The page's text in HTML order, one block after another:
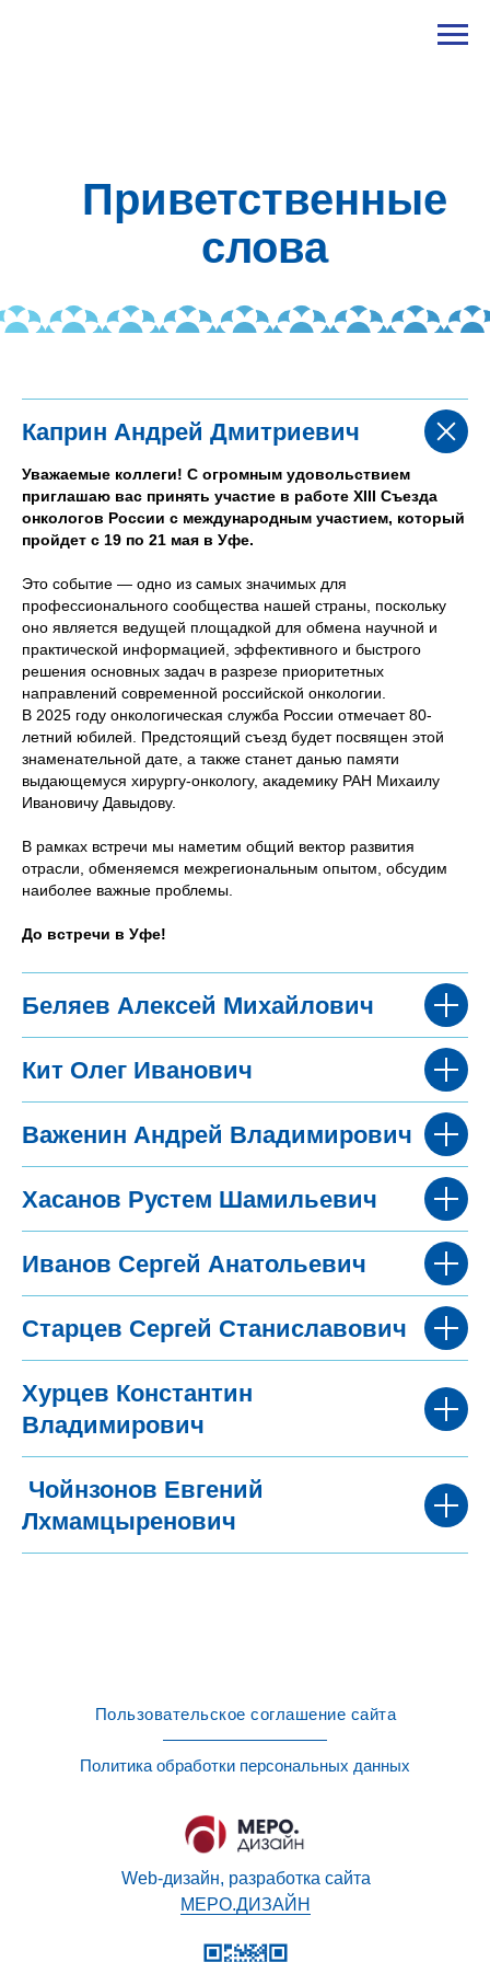
Приветственные
слова
Каприн Андрей Дмитриевич
Уважаемые коллеги! С огромным удовольствием
приглашаю вас принять участие в работе XIII Съезда
онкологов России с международным участием, который
пройдет с 19 по 21 мая в Уфе.
Это событие — одно из самых значимых для
профессионального сообщества нашей страны, поскольку
оно является ведущей площадкой для обмена научной и
практической информацией, эффективного и быстрого
решения основных задач в разрезе приоритетных
направлений современной российской онкологии.
В 2025 году онкологическая служба России отмечает 80-
летний юбилей. Предстоящий съезд будет посвящен этой
знаменательной дате, а также станет данью памяти
выдающемуся хирургу-онкологу, академику РАН Михаилу
Ивановичу Давыдову.
В рамках встречи мы наметим общий вектор развития
отрасли, обменяемся межрегиональным опытом, обсудим
наиболее важные проблемы.
До встречи в Уфе!
Беляев Алексей Михайлович
Кит Олег Иванович
Важенин Андрей Владимирович
Хасанов Рустем Шамильевич
Иванов Сергей Анатольевич
Старцев Сергей Станиславович
Хурцев Константин
Владимирович
Чойнзонов Евгений
Лхмамцыренович
Политика обработки персональных данных
Пользовательское соглашение сайта
Web-дизайн, разработка сайта
МЕРО.ДИЗАЙН